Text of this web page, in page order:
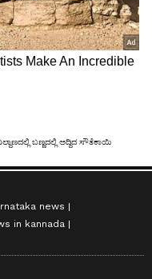
news
in kannada